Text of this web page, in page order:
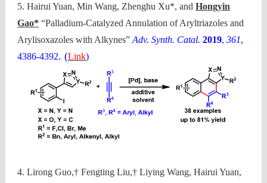
5. Hairui Yuan, Min Wang, Zhenghu Xu*, and Hongyin
Gao* “Palladium-Catalyzed Annulation of Aryltriazoles and
Arylisoxazoles with Alkynes” Adv. Synth. Catal. 2019, 361,
4386-4392. (Link)
4. Lirong Guo,† Fengting Liu,† Liying Wang, Hairui Yuan,